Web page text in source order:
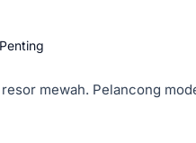
mewah. Pelancong